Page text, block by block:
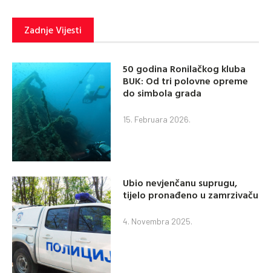
Zadnje Vijesti
50 godina Ronilačkog kluba
BUK: Od tri polovne opreme
do simbola grada
15. Februara 2026.
Ubio nevjenčanu suprugu,
tijelo pronađeno u zamrzivaču
4. Novembra 2025.